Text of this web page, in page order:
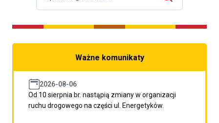
Ważne komunikaty
2026-08-06
Od 10 sierpnia br. nastąpią zmiany w organizacji
ruchu drogowego na części ul. Energetyków.